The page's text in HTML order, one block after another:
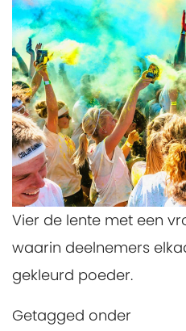
Vier de lente met een
waarin deelnemers
gekleurd poeder.
Getagged onder